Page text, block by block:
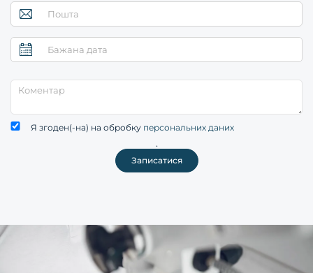
Я згоден(-на) на обробку персональних даних
.
Записатися